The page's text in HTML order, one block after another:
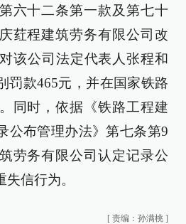
六十二条第一款及第七十
荭程建筑劳务有限公司改
该公司法定代表人张程和
罚款465元，并在国家铁路
同时，依据《铁路工程建
公布管理办法》第七条第9
劳务有限公司认定记录公
信行为。
[ 责编：孙满桃 ]